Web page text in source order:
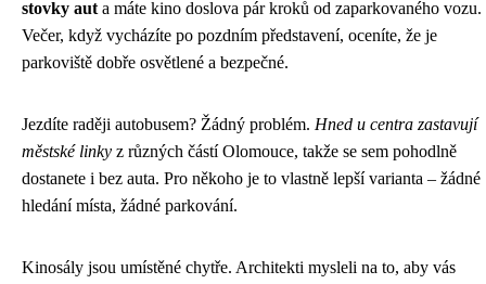
stovky aut a máte kino doslova pár kroků od zaparkovaného vozu.
Večer, když vycházíte po pozdním představení, oceníte, že je
parkoviště dobře osvětlené a bezpečné.
Jezdíte raději autobusem? Žádný problém. Hned u centra zastavují
městské linky z různých částí Olomouce, takže se sem pohodlně
dostanete i bez auta. Pro někoho je to vlastně lepší varianta – žádné
hledání místa, žádné parkování.
Kinosály jsou umístěné chytře. Architekti mysleli na to, aby vás